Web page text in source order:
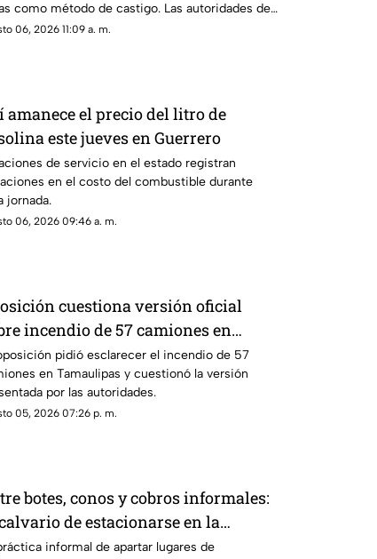
como método de castigo. Las autoridades de
infantil ya evalúan la situación.
06, 2026 11:09 a. m.
amanece el precio del litro de
este jueves en Guerrero
de servicio en el estado registran
en el costo del combustible durante
jornada.
06, 2026 09:46 a. m.
cuestiona versión oficial
incendio de 57 camiones en
pidió esclarecer el incendio de 57
en Tamaulipas y cuestionó la versión
por las autoridades.
05, 2026 07:26 p. m.
botes, conos y cobros informales:
de estacionarse en la
de Acapulco
informal de apartar lugares de